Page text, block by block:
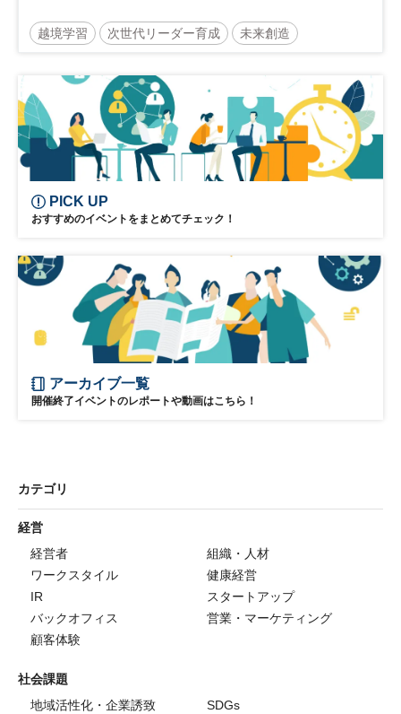
越境学習 次世代リーダー育成 未来創造
PICK UP
おすすめのイベントをまとめてチェック！
アーカイブ一覧
開催終了イベントのレポートや動画はこちら！
カテゴリ
経営
経営者
組織・人材
ワークスタイル
健康経営
IR
スタートアップ
バックオフィス
営業・マーケティング
顧客体験
社会課題
地域活性化・企業誘致
SDGs